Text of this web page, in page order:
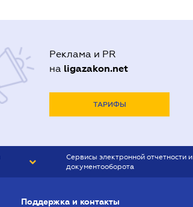
Реклама и PR
на ligazakon.net
ТАРИФЫ
Сервисы электронной отчетности и
документооборота
Поддержка и контакты